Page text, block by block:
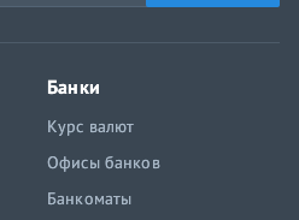
Банки
Курс валют
Офисы банков
Банкоматы